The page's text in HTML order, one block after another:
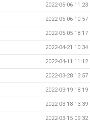
2022-05-06 11:23
2022-05-06 10:57
2022-05-05 18:17
2022-04-21 10:34
2022-04-11 11:12
2022-03-28 13:57
2022-03-19 18:19
2022-03-18 13:39
2022-03-15 09:32